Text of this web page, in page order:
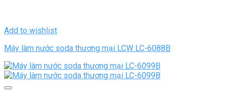
Add to wishlist
Máy làm nước soda thương mại LCW LC-6088B